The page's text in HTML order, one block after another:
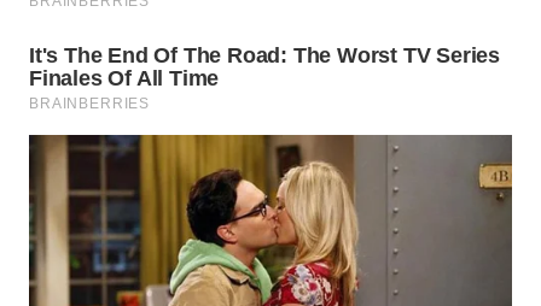
WN
TAPANULI
SELATAN
TANJUNG
LESUNG
WN